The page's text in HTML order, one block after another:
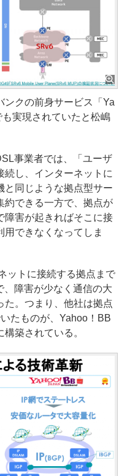
クの前身サービス「Ya
実現されていたと松嶋
事業者では、「ユーザ
続し、インターネットに
と同じような拠点型サー
約できる一方で、拠点が
障害が起きればそこに接
できなくなってしま
ットに接続する拠点まで
障害が少なく通信の大
た。つまり、他社は拠点
たものが、Yahoo！BB
築されている。